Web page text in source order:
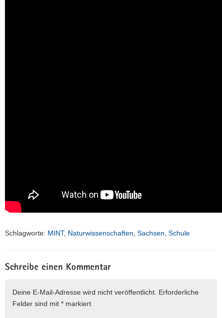
Schlagworte: MINT, Naturwissenschaften Sachsen Schule
Schreibe einen Kommentar
Deine E-Mail-Adresse wird nicht veröffentlicht. Erforderliche
Felder sind mit * markiert